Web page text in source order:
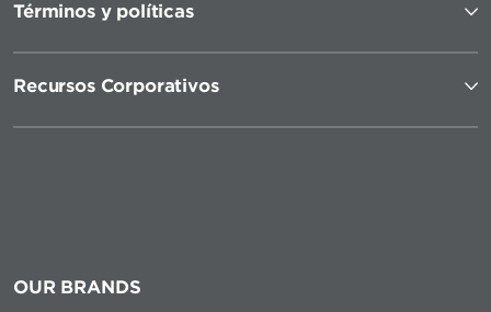
Términos y políticas
Recursos Corporativos
OUR BRANDS